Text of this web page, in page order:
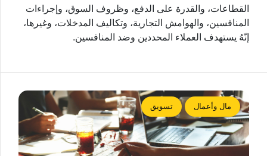
القطاعات، والقدرة على الدفع، وظروف السوق، وإجراءات
المنافسين، والهوامش التجارية، وتكاليف المدخلات، وغيرها،
إنّهُ يستهدف العملاء المحددين وضد المنافسين.
مال وأعمال تسويق